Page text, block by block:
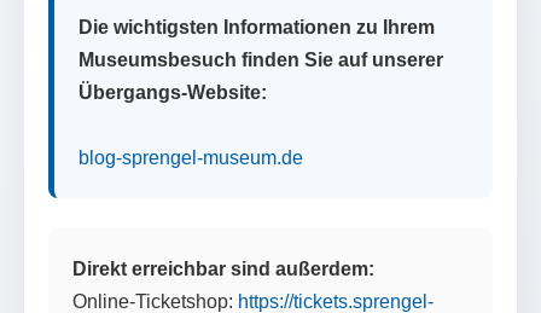
Die wichtigsten Informationen zu Ihrem
Museumsbesuch finden Sie auf unserer
Übergangs-Website:
blog-sprengel-museum.de
Direkt erreichbar sind außerdem:
Online-Ticketshop: https://tickets.sprengel-